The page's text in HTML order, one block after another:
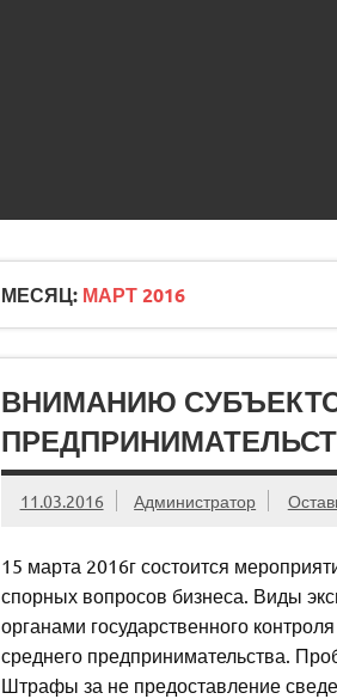
МЕСЯЦ: МАРТ 2016
ВНИМАНИЮ
11.03.2016 Администратор
15 марта 2016г состоится
спорных вопросов бизнеса. Виды
органами государственного
среднего предпринимательства.
Штрафы за не предоставление